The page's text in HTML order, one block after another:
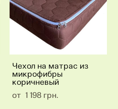
Чехол на матрас из
микрофибры
коричневый
от 1 198 грн.